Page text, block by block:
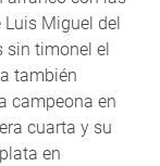
Miguel del
sin timonel el
también
campeona en
cuarta y su
en